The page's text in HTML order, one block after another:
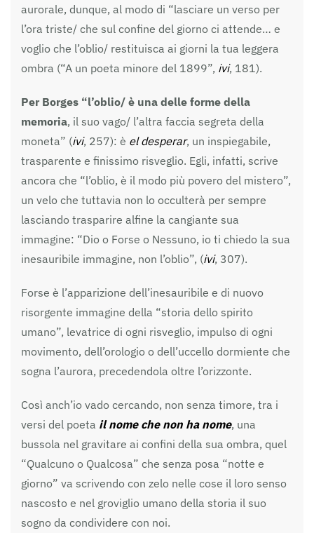
aurorale, dunque, al modo di “lasciare un verso per
l’ora triste/ che sul confine del giorno ci attende… e
voglio che l’oblio/ restituisca ai giorni la tua leggera
ombra (“A un poeta minore del 1899”, ivi, 181).
Per Borges “l’oblio/ è una delle forme della
memoria, il suo vago/ l’altra faccia segreta della
moneta” (ivi, 257): è el desperar, un inspiegabile,
trasparente e finissimo risveglio. Egli, infatti, scrive
ancora che “l’oblio, è il modo più povero del mistero”,
un velo che tuttavia non lo occulterà per sempre
lasciando trasparire alfine la cangiante sua
immagine: “Dio o Forse o Nessuno, io ti chiedo la sua
inesauribile immagine, non l’oblio”, (ivi, 307).
Forse è l’apparizione dell’inesauribile e di nuovo
risorgente immagine della “storia dello spirito
umano”, levatrice di ogni risveglio, impulso di ogni
movimento, dell’orologio o dell’uccello dormiente che
sogna l’aurora, precedendola oltre l’orizzonte.
Così anch’io vado cercando, non senza timore, tra i
versi del poeta il nome che non ha nome, una
bussola nel gravitare ai confini della sua ombra, quel
“Qualcuno o Qualcosa” che senza posa “notte e
giorno” va scrivendo con zelo nelle cose il loro senso
nascosto e nel groviglio umano della storia il suo
sogno da condividere con noi.